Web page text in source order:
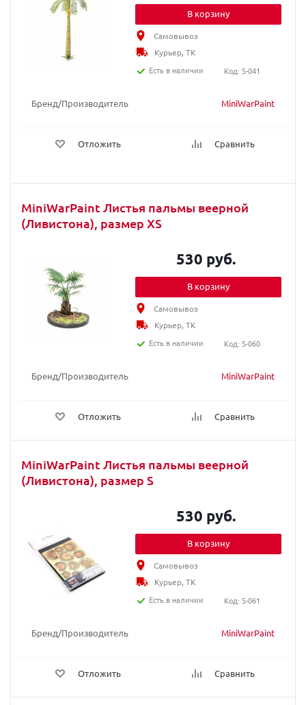
Бренд/Производитель MiniWarPaint
Отложить Сравнить
В корзину
Самовывоз
Курьер, ТК
Есть в наличии
Код: S-041
MiniWarPaint Листья пальмы веерной
(Ливистона), размер ХS
Бренд/Производитель MiniWarPaint
Отложить Сравнить
530 руб.
В корзину
Самовывоз
Курьер, ТК
Есть в наличии
Код: S-060
MiniWarPaint Листья пальмы веерной
(Ливистона), размер S
Бренд/Производитель MiniWarPaint
Отложить Сравнить
530 руб.
В корзину
Самовывоз
Курьер, ТК
Есть в наличии
Код: S-061